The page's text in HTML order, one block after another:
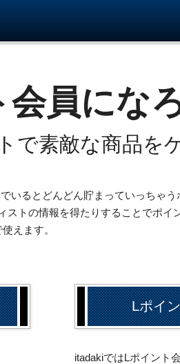
員にな
で素敵な商品を
いるとどんどん貯まっていっちゃう
トの情報を得たりすることでポイ
えます。
Lポイ
itadakiではLポイント